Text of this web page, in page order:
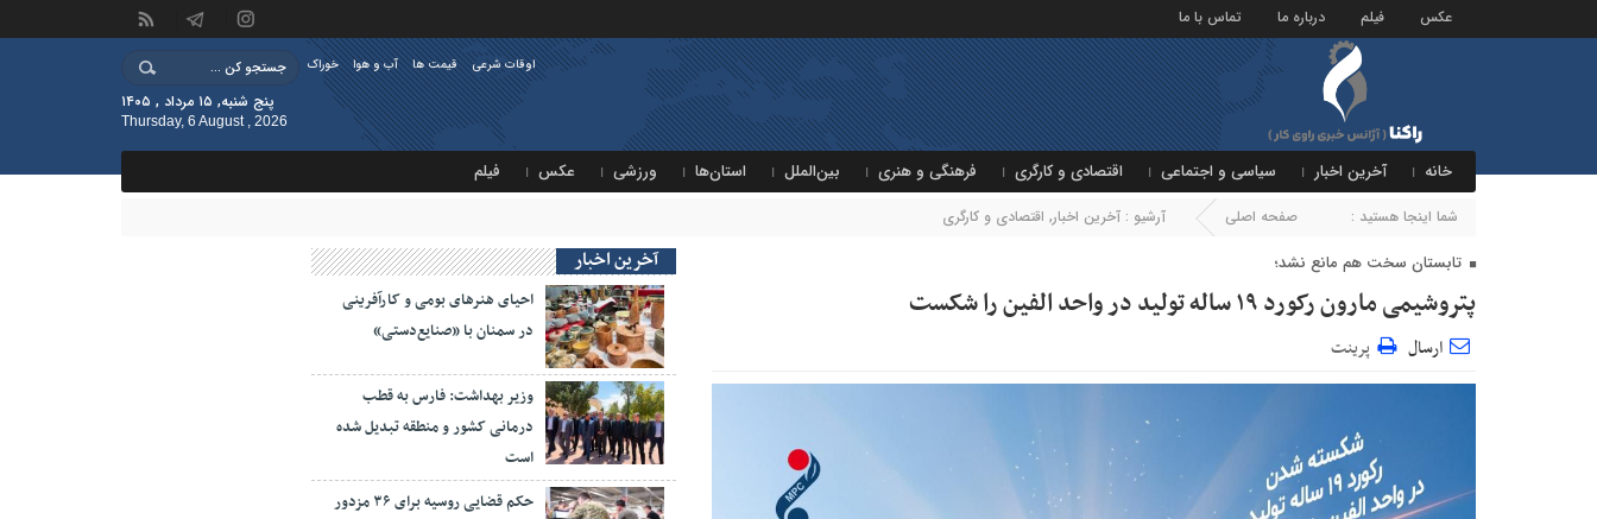
عکس فیلم درباره ما تماس با ما
خوراک آب و هوا قیمت ها اوقات شرعی
پنج شنبه, ۱۵ مرداد , ۱۴۰۵
Thursday, 6 August , 2026
خانه آخرین اخبار سیاسی و اجتماعی اقتصادی و کارگری فرهنگی و هنری بین‌الملل استان‌ها ورزشی عکس فیلم
شما اینجا هستید : صفحه اصلی آرشیو : آخرین اخبار, اقتصادی و کارگری
تابستان سخت هم مانع نشد؛
پتروشیمی مارون رکورد ۱۹ ساله تولید در واحد الفین را شکست
ارسال پرینت
آخرین اخبار
احیای هنرهای بومی و کارآفرینی
در سمنان با «صنایع‌دستی»
وزیر بهداشت: فارس به قطب
درمانی کشور و منطقه تبدیل شده
است
حکم قضایی روسیه برای ۳۶ مزدور